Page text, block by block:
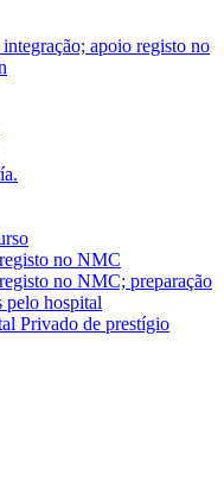
apoio registo no
no NMC
no NMC; preparação
pelo hospital
Privado de prestígio